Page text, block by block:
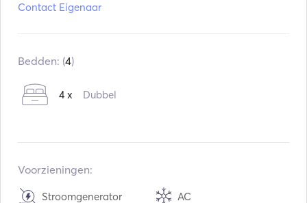
Motoren: 2 x 27hp
Contact Eigenaar
Bedden: (4)
4 x Dubbel
Voorzieningen:
Stroomgenerator AC